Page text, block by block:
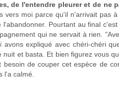
de l'entendre pleurer et de ne
moi parce qu'il n'arrivait pas à
Pourtant au final
qui ne servait à rien.
expliqué avec chéri-chéri
et basta. Et bien figurez vous
de couper cet espèce de
l'a calmé.